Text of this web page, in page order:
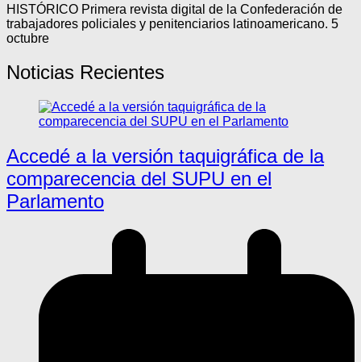
HISTÓRICO Primera revista digital de la Confederación de
trabajadores policiales y penitenciarios latinoamericano. 5
octubre
Noticias Recientes
Accedé a la versión taquigráfica de la
comparecencia del SUPU en el
Parlamento